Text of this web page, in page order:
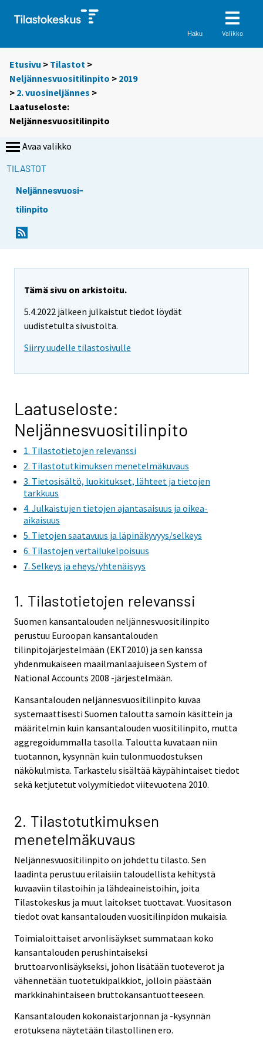
Haku Valikko
Etusivu > Tilastot >
Neljännesvuositilinpito > 2019
> 2. vuosineljännes >
Laatuseloste:
Neljännesvuositilinpito
Avaa valikko
TILASTOT
Neljännesvuosi-
tilinpito
Tämä sivu on arkistoitu.
5.4.2022 jälkeen julkaistut tiedot löydät
uudistetulta sivustolta.
Siirry uudelle tilastosivulle
Laatuseloste:
Neljännesvuositilinpito
1. Tilastotietojen relevanssi
2. Tilastotutkimuksen menetelmäkuvaus
3. Tietosisältö, luokitukset, lähteet ja tietojen
tarkkuus
4. Julkaistujen tietojen ajantasaisuus ja oikea-
aikaisuus
5. Tietojen saatavuus ja läpinäkyvyys/selkeys
6. Tilastojen vertailukelpoisuus
7. Selkeys ja eheys/yhtenäisyys
1. Tilastotietojen relevanssi
Suomen kansantalouden neljännesvuositilinpito
perustuu Euroopan kansantalouden
tilinpitojärjestelmään (EKT2010) ja sen kanssa
yhdenmukaiseen maailmanlaajuiseen System of
National Accounts 2008 -järjestelmään.
Kansantalouden neljännesvuositilinpito kuvaa
systemaattisesti Suomen taloutta samoin käsittein ja
määritelmin kuin kansantalouden vuositilinpito, mutta
aggregoidummalla tasolla. Taloutta kuvataan niin
tuotannon, kysynnän kuin tulonmuodostuksen
näkökulmista. Tarkastelu sisältää käypähintaiset tiedot
sekä ketjutetut volyymitiedot viitevuotena 2010.
2. Tilastotutkimuksen
menetelmäkuvaus
Neljännesvuositilinpito on johdettu tilasto. Sen
laadinta perustuu erilaisiin taloudellista kehitystä
kuvaaviin tilastoihin ja lähdeaineistoihin, joita
Tilastokeskus ja muut laitokset tuottavat. Vuositason
tiedot ovat kansantalouden vuositilinpidon mukaisia.
Toimialoittaiset arvonlisäykset summataan koko
kansantalouden perushintaiseksi
bruttoarvonlisäykseksi, johon lisätään tuoteverot ja
vähennetään tuotetukipalkkiot, jolloin päästään
markkinahintaiseen bruttokansantuotteeseen.
Kansantalouden kokonaistarjonnan ja -kysynnän
erotuksena näytetään tilastollinen ero.